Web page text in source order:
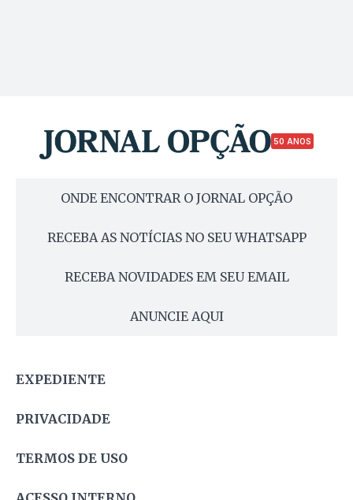
50 ANOS
ONDE ENCONTRAR O JORNAL OPÇÃO
RECEBA AS NOTÍCIAS NO SEU WHATSAPP
RECEBA NOVIDADES EM SEU EMAIL
ANUNCIE AQUI
EXPEDIENTE
PRIVACIDADE
TERMOS DE USO